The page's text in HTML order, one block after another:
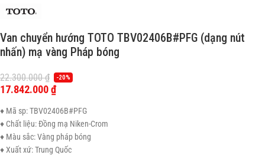
Van chuyển hướng TOTO TBV02406B#PFG (dạng nút
nhấn) mạ vàng Pháp bóng
22.300.000₫ -20%
17.842.000₫
♦ Mã sp: TBV02406B#PFG
♦ Chất liệu: Đồng mạ Niken-Crom
♦ Màu sắc: Vàng pháp bóng
♦ Xuất xứ: Trung Quốc